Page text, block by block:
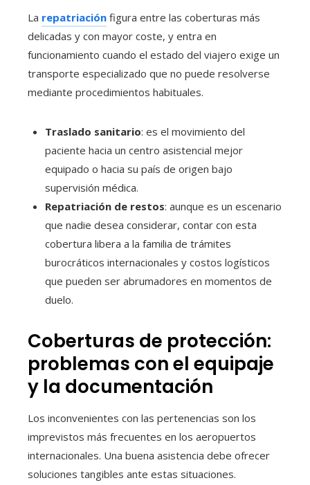
La repatriación figura entre las coberturas más
delicadas y con mayor coste, y entra en
funcionamiento cuando el estado del viajero exige un
transporte especializado que no puede resolverse
mediante procedimientos habituales.
Traslado sanitario: es el movimiento del
paciente hacia un centro asistencial mejor
equipado o hacia su país de origen bajo
supervisión médica.
Repatriación de restos: aunque es un escenario
que nadie desea considerar, contar con esta
cobertura libera a la familia de trámites
burocráticos internacionales y costos logísticos
que pueden ser abrumadores en momentos de
duelo.
Coberturas de protección:
problemas con el equipaje
y la documentación
Los inconvenientes con las pertenencias son los
imprevistos más frecuentes en los aeropuertos
internacionales. Una buena asistencia debe ofrecer
soluciones tangibles ante estas situaciones.